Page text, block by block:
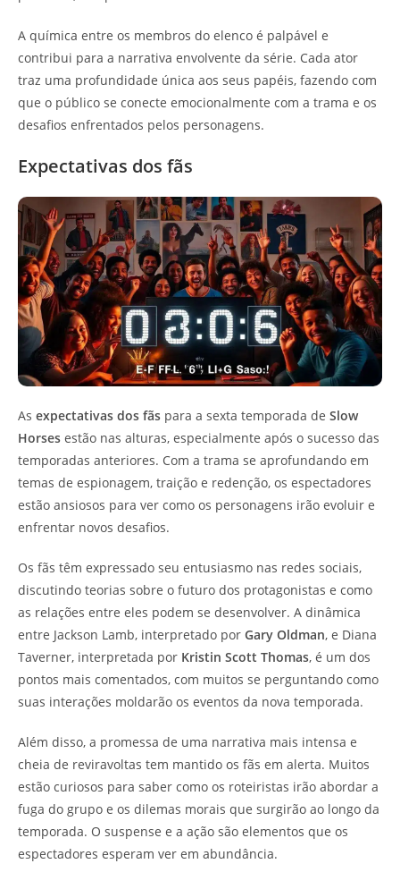
A química entre os membros do elenco é palpável e
contribui para a narrativa envolvente da série. Cada ator
traz uma profundidade única aos seus papéis, fazendo com
que o público se conecte emocionalmente com a trama e os
desafios enfrentados pelos personagens.
Expectativas dos fãs
As expectativas dos fãs para a sexta temporada de Slow
Horses estão nas alturas, especialmente após o sucesso das
temporadas anteriores. Com a trama se aprofundando em
temas de espionagem, traição e redenção, os espectadores
estão ansiosos para ver como os personagens irão evoluir e
enfrentar novos desafios.
Os fãs têm expressado seu entusiasmo nas redes sociais,
discutindo teorias sobre o futuro dos protagonistas e como
as relações entre eles podem se desenvolver. A dinâmica
entre Jackson Lamb, interpretado por Gary Oldman, e Diana
Taverner, interpretada por Kristin Scott Thomas, é um dos
pontos mais comentados, com muitos se perguntando como
suas interações moldarão os eventos da nova temporada.
Além disso, a promessa de uma narrativa mais intensa e
cheia de reviravoltas tem mantido os fãs em alerta. Muitos
estão curiosos para saber como os roteiristas irão abordar a
fuga do grupo e os dilemas morais que surgirão ao longo da
temporada. O suspense e a ação são elementos que os
espectadores esperam ver em abundância.